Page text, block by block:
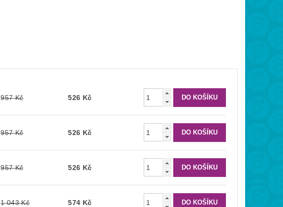
957 Kč 526 Kč
957 Kč 526 Kč
957 Kč 526 Kč
1 043 Kč 574 Kč